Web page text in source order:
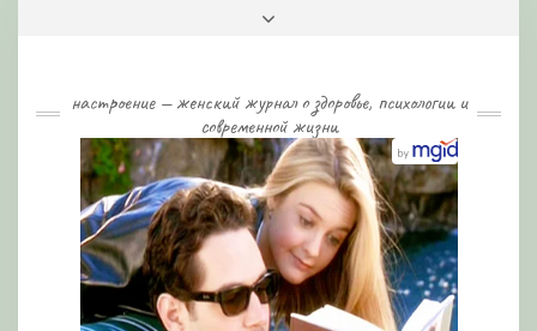
настроение — женский журнал о здоровье, психологии и
современной жизни